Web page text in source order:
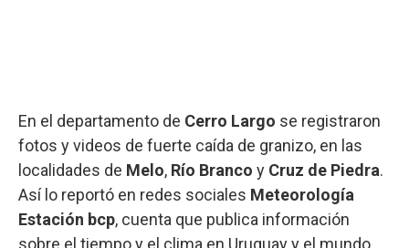
En el departamento de Cerro Largo se registraron
fotos y videos de fuerte caída de granizo, en las
localidades de Melo, Río Branco y Cruz de Piedra.
Así lo reportó en redes sociales Meteorología
Estación bcp, cuenta que publica información
sobre el tiempo y el clima en Uruguay y el mundo.